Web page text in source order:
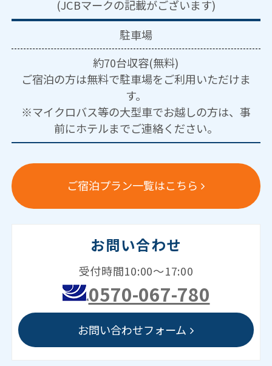
(JCBマークの記載がございます)
駐車場
約70台収容(無料)
ご宿泊の方は無料で駐車場をご利用いただけま
す。
※マイクロバス等の大型車でお越しの方は、事
前にホテルまでご連絡ください。
ご宿泊プラン一覧はこちら
お問い合わせ
受付時間10:00～17:00
0570-067-780
お問い合わせフォーム